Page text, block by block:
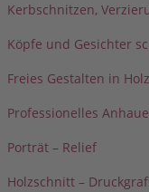
Kerbschnitzen,
Köpfe und Gesichter
Freies Gestalten in Holz
Professionelles
Porträt – Relief
Holzschnitt –